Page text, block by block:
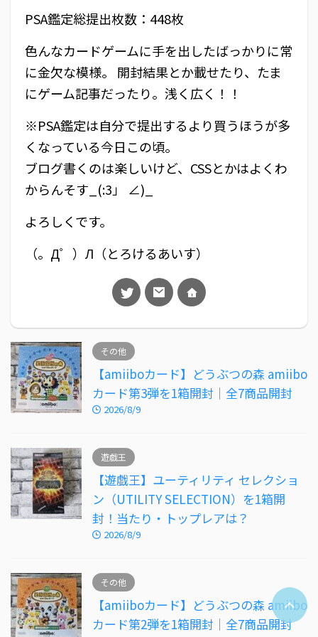
PSA鑑定総提出枚数：448枚
色んなカードゲームに手を出したばっかりに常
に金欠な模様。 開封結果とか載せたり、たま
にゲーム記事だったり。浅く広く！！
※PSA鑑定は自分で提出するより買うほうが多
くなっている今日この頃。
ブログ書くのは楽しいけど、CSSとかはよくわ
からんそす_(:3」 ∠)_
よろしくです。
（。Д゜）Л（とろけるあいす）
その他
【amiiboカード】どうぶつの森 amiibo
カード第3弾を1箱開封｜全7商品開封
2026/8/9
遊戯王
【遊戯王】ユーティリティ セレクショ
ン（UTILITY SELECTION）を1箱開
封！当たり・トップレアは？
2026/8/9
その他
【amiiboカード】どうぶつの森 amiibo
カード第2弾を1箱開封｜全7商品開封